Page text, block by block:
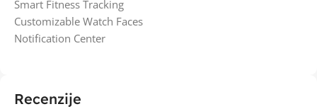
Smart Fitness Tracking
Customizable Watch Faces
Notification Center
Recenzije